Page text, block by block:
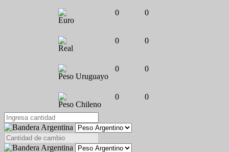
Euro
0 0
Real
0 0
Peso Uruguayo
0 0
Peso Chileno
0 0